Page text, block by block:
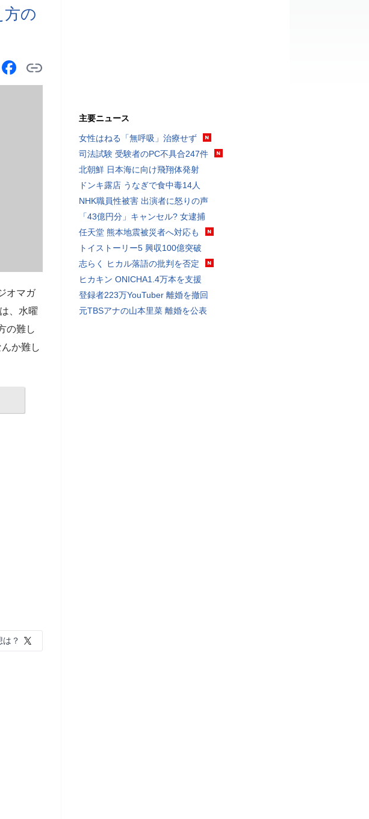
の
オマガ
、水曜
の難し
か難し
？
主要ニュース
女性はねる「無呼吸」治療せず
司法試験 受験者のPC不具合247件
北朝鮮 日本海に向け飛翔体発射
ドンキ露店 うなぎで食中毒14人
NHK職員性被害 出演者に怒りの声
「43億円分」キャンセル? 女逮捕
任天堂 熊本地震被災者へ対応も
トイストーリー5 興収100億突破
志らく ヒカル落語の批判を否定
ヒカキン ONICHA1.4万本を支援
登録者223万YouTuber 離婚を撤回
元TBSアナの山本里菜 離婚を公表